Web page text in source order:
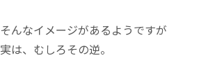
そんなイメージがあるようですが
実は、むしろその逆。